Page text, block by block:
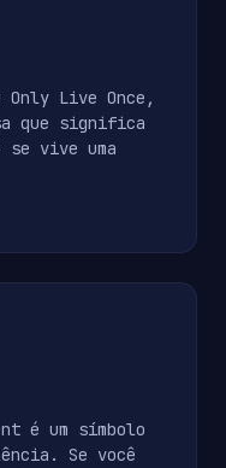
Only Live Once,
que significa
vive uma
é um símbolo
Se você